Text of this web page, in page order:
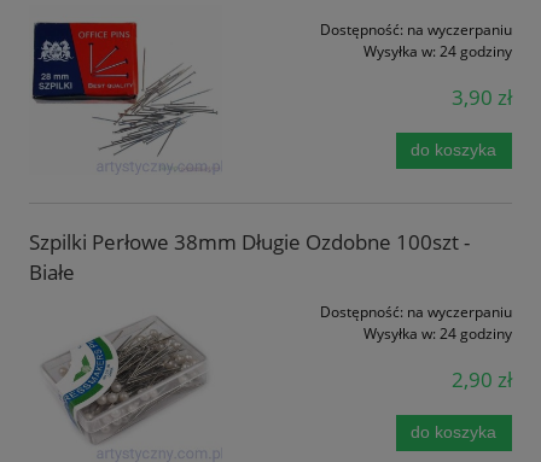
Dostępność: na wyczerpaniu
Wysyłka w: 24 godziny
3,90 zł
do koszyka
Szpilki Perłowe 38mm Długie Ozdobne 100szt -
Białe
Dostępność: na wyczerpaniu
Wysyłka w: 24 godziny
2,90 zł
do koszyka